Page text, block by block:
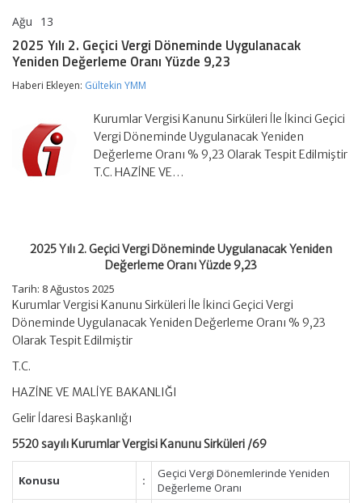
Ağu 13
2.
Geçici
Döneminde
Yeniden
Değerleme
Yüzde
2025 Yılı 2. Geçici Vergi Döneminde Uygulanacak
Yeniden Değerleme Oranı Yüzde 9,23
Haberi Ekleyen: Gültekin YMM
Kurumlar Vergisi Kanunu Sirküleri İle İkinci Geçici
Vergi Döneminde Uygulanacak Yeniden
Değerleme Oranı % 9,23 Olarak Tespit Edilmiştir
T.C. HAZİNE VE…
2025 Yılı 2. Geçici Vergi Döneminde Uygulanacak Yeniden
Değerleme Oranı Yüzde 9,23
Tarih: 8 Ağustos 2025
Kurumlar Vergisi Kanunu Sirküleri İle İkinci Geçici Vergi
Döneminde Uygulanacak Yeniden Değerleme Oranı % 9,23
Olarak Tespit Edilmiştir
T.C.
HAZİNE VE MALİYE BAKANLIĞI
Gelir İdaresi Başkanlığı
5520 sayılı Kurumlar Vergisi Kanunu Sirküleri /69
Konusu :
Geçici Vergi Dönemlerinde Yeniden
Değerleme Oranı